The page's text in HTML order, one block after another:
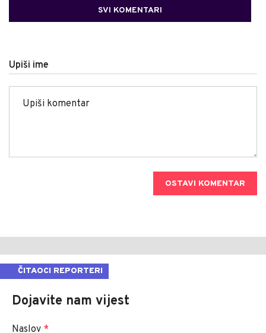
SVI KOMENTARI
Upiši ime
OSTAVI KOMENTAR
ČITAOCI REPORTERI
Dojavite nam vijest
Naslov *